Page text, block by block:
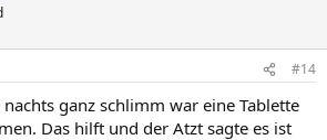
#14
ganz schlimm war eine Tablette
Das hilft und der Atzt sagte es ist